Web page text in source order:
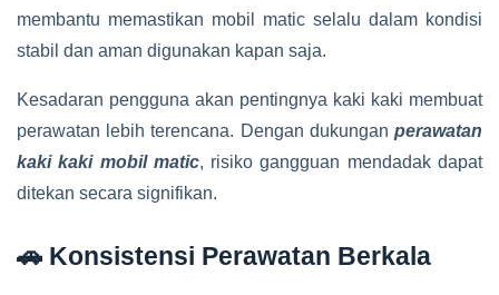
membantu memastikan mobil matic selalu dalam kondisi
stabil dan aman digunakan kapan saja.
Kesadaran pengguna akan pentingnya kaki kaki membuat
perawatan lebih terencana. Dengan dukungan perawatan
kaki kaki mobil matic, risiko gangguan mendadak dapat
ditekan secara signifikan.
🚗 Konsistensi Perawatan Berkala